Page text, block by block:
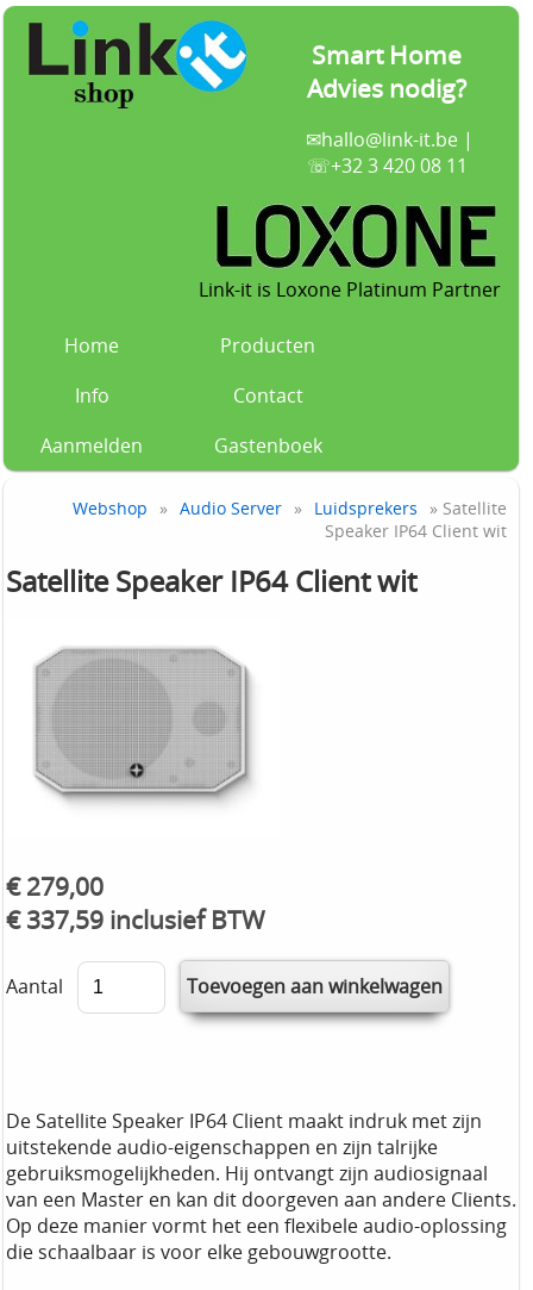
Smart Home
Advies nodig?
✉hallo@link-it.be|
☏+32 3 420 08 11
Link-it is Loxone Platinum Partner
Home
Producten
Info
Contact
Aanmelden
Gastenboek
Webshop » Audio Server » Luidsprekers
» Satellite
Speaker IP64 Client wit
Satellite Speaker IP64 Client wit
€ 279,00
€ 337,59 inclusief BTW
Aantal
De Satellite Speaker IP64 Client maakt indruk met zijn
uitstekende audio-eigenschappen en zijn talrijke
gebruiksmogelijkheden. Hij ontvangt zijn audiosignaal
van een Master en kan dit doorgeven aan andere Clients.
Op deze manier vormt het een flexibele audio-oplossing
die schaalbaar is voor elke gebouwgrootte.